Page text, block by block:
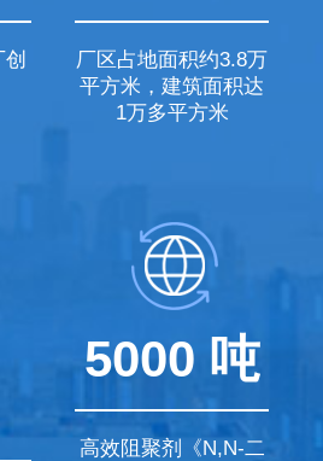
厂区占地面积约3.8万
平方米，建筑面积达
1万多平方米
5000 吨
高效阻聚剂《N,N-二